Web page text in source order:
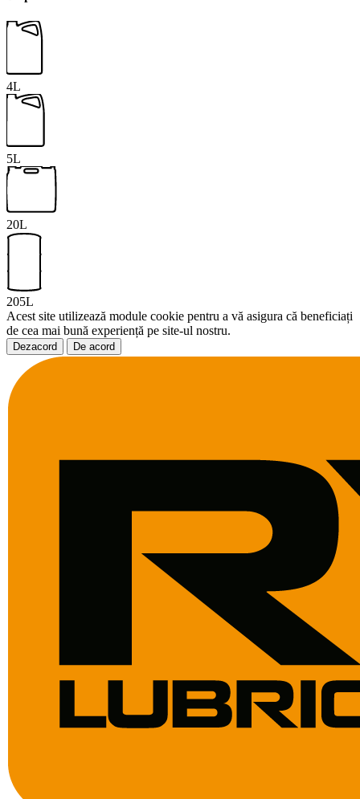
4L
5L
20L
205L
Acest site utilizează module cookie pentru a vă asigura că beneficiați
de cea mai bună experiență pe site-ul nostru.
Dezacord De acord